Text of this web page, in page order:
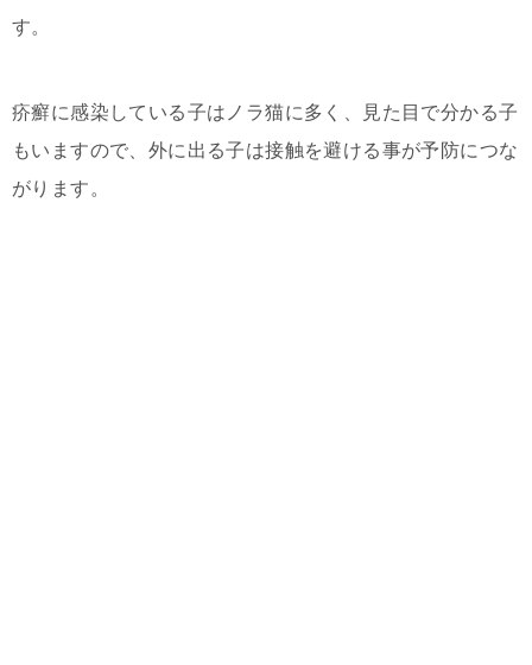
す。
疥癬に感染している子はノラ猫に多く、見た目で分かる子
もいますので、外に出る子は接触を避ける事が予防につな
がります。